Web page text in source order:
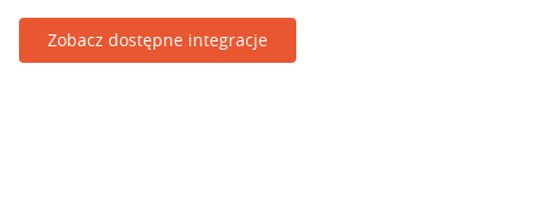
Zobacz dostępne integracje